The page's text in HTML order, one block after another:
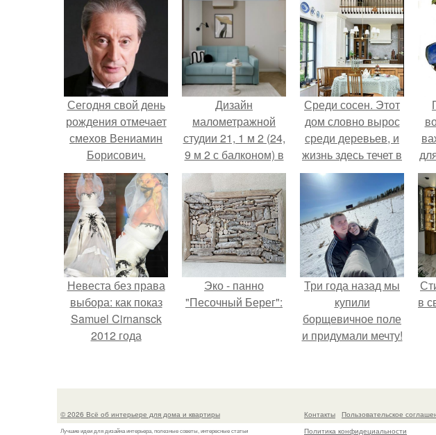
Сегодня свой день
рождения отмечает
смехов Вениамин
Борисович.
Дизайн
малометражной
студии 21, 1 м 2 (24,
9 м 2 с балконом) в
Краснодаре.
Среди сосен. Этот
дом словно вырос
среди деревьев, и
жизнь здесь течет в
собственном ритме
- спокойно, без
спешки и лишнего
шума.
Невеста без права
выбора: как показ
Samuel Cirnansck
2012 года
принуждения.
Эко - панно
"Песочный Берег":
Три года назад мы
купили
борщевичное поле
и придумали мечту!
в
© 2026 Всё об интерьере для дома и квартиры
Лучшие идеи для дизайна интерьера, полезные советы, интересные статьи
Контакты
Пользовательское
Политика конфидециальности